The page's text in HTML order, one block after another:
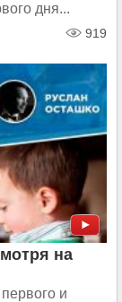
дня...
919
на
и